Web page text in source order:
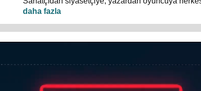
programda anlatıyor. Hayata, insana, gündem ve
Arafta Sorular’da, Esra Elönü konuklarına arafını